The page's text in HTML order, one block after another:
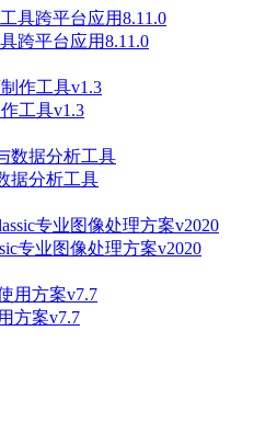
跨平台应用8.11.0
工具v1.3
据分析工具
专业图像处理方案v2020
方案v7.7